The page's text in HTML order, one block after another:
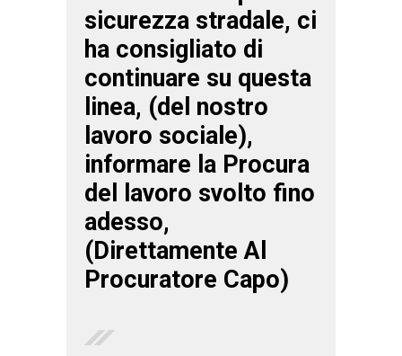
sicurezza stradale, ci
ha consigliato di
continuare su questa
linea, (del nostro
lavoro sociale),
informare la Procura
del lavoro svolto fino
adesso,
(Direttamente Al
Procuratore Capo)